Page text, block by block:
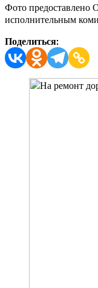
Фото предоставлено
исполнительным
Поделиться: